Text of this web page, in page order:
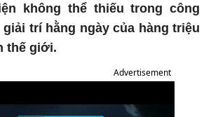
không thể thiếu trong công
trí hằng ngày của hàng triệu
thế giới.
Advertisement